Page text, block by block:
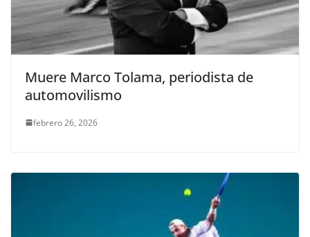
Muere Marco Tolama, periodista de
automovilismo
febrero 26, 2026